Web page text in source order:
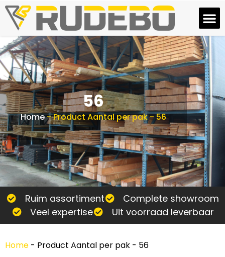
56
Home-Product Aantal per pak-56
Ruim assortiment
Complete showroom
Veel expertise
Uit voorraad leverbaar
Home - Product Aantal per pak - 56